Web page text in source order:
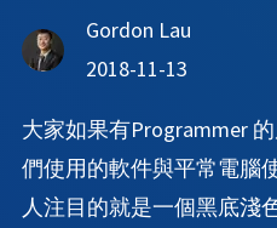
Gordon Lau
2018-11-13
大家如果有Programmer
們使用的軟件與平常電腦
人注目的就是一個黑底淺